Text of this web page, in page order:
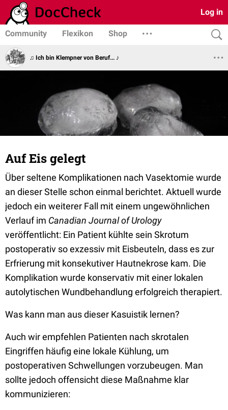
Log in
Community Flexikon Shop
♫ Ich bin Klempner von Beruf... ♪
Auf Eis gelegt
Über seltene Komplikationen nach Vasektomie wurde
an dieser Stelle schon einmal berichtet. Aktuell wurde
jedoch ein weiterer Fall mit einem ungewöhnlichen
Verlauf im Canadian Journal of Urology
veröffentlicht: Ein Patient kühlte sein Skrotum
postoperativ so exzessiv mit Eisbeuteln, dass es zur
Erfrierung mit konsekutiver Hautnekrose kam. Die
Komplikation wurde konservativ mit einer lokalen
autolytischen Wundbehandlung erfolgreich therapiert.
Was kann man aus dieser Kasuistik lernen?
Auch wir empfehlen Patienten nach skrotalen
Eingriffen häufig eine lokale Kühlung, um
postoperativen Schwellungen vorzubeugen. Man
sollte jedoch offensicht diese Maßnahme klar
kommunizieren: